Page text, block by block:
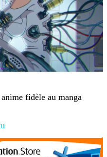
fidèle au manga